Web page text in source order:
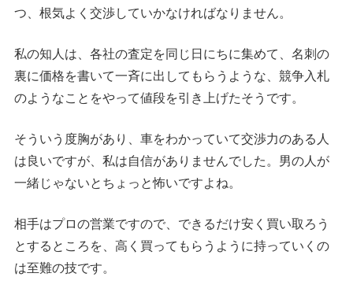
つ、根気よく交渉していかなければなりません。
私の知人は、各社の査定を同じ日にちに集めて、名刺の
裏に価格を書いて一斉に出してもらうような、競争入札
のようなことをやって値段を引き上げたそうです。
そういう度胸があり、車をわかっていて交渉力のある人
は良いですが、私は自信がありませんでした。男の人が
一緒じゃないとちょっと怖いですよね。
相手はプロの営業ですので、できるだけ安く買い取ろう
とするところを、高く買ってもらうように持っていくの
は至難の技です。